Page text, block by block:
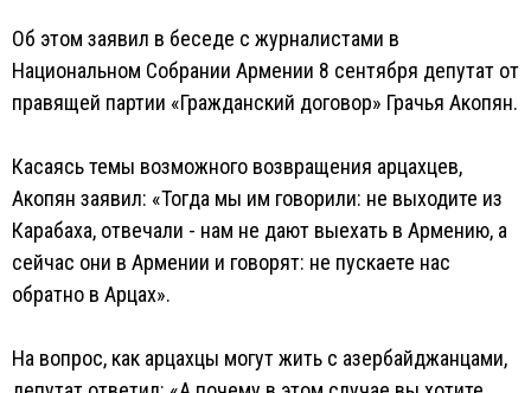
Об этом заявил в беседе с журналистами в
Национальном Собрании Армении 8 сентября депутат от
правящей партии «Гражданский договор» Грачья Акопян.
Касаясь темы возможного возвращения арцахцев,
Акопян заявил: «Тогда мы им говорили: не выходите из
Карабаха, отвечали - нам не дают выехать в Армению, а
сейчас они в Армении и говорят: не пускаете нас
обратно в Арцах».
На вопрос, как арцахцы могут жить с азербайджанцами,